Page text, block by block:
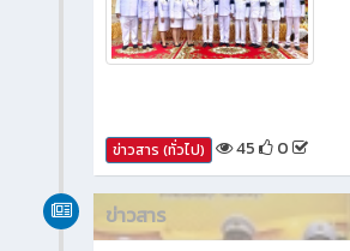
ข่าวสาร (ทั่วไป) 45 0
ข่าวสาร